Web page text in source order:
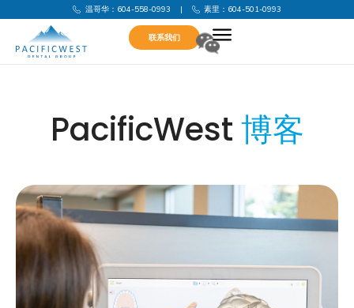
温哥华：604-558-0993 | 素里：604-501-0993
联系我们
PacificWest博客